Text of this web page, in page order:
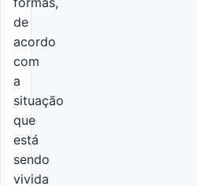
de
acordo
com
a
situação
que
está
sendo
vivida